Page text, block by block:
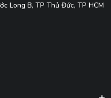
Long B, TP Thủ Đức, TP HCM